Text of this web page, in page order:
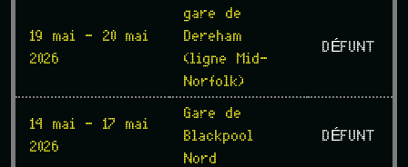
19 mai - 20 mai
2026
gare de
Dereham
(ligne Mid-
Norfolk)
DÉFUNT
14 mai - 17 mai
2026
Gare de
Blackpool
Nord
DÉFUNT